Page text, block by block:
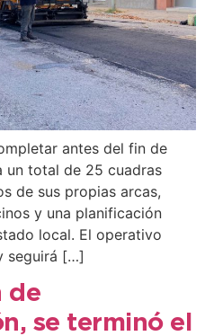
antes del fin de
un total de 25 cuadras
de sus propias arcas,
y una planificación
local. El operativo
seguirá […]
de
se terminó el